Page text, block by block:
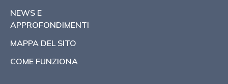
NEWS E
APPROFONDIMENTI
MAPPA DEL SITO
COME FUNZIONA